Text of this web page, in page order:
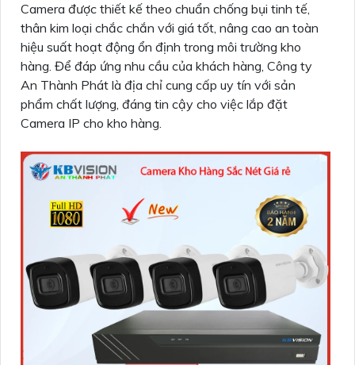
Camera được thiết kế theo chuẩn chống bụi tinh tế,
thân kim loại chắc chắn với giá tốt, nâng cao an toàn
hiệu suất hoạt động ổn định trong môi trường kho
hàng. Để đáp ứng nhu cầu của khách hàng, Công ty
An Thành Phát là địa chỉ cung cấp uy tín với sản
phẩm chất lượng, đáng tin cậy cho việc lắp đặt
Camera IP cho kho hàng.